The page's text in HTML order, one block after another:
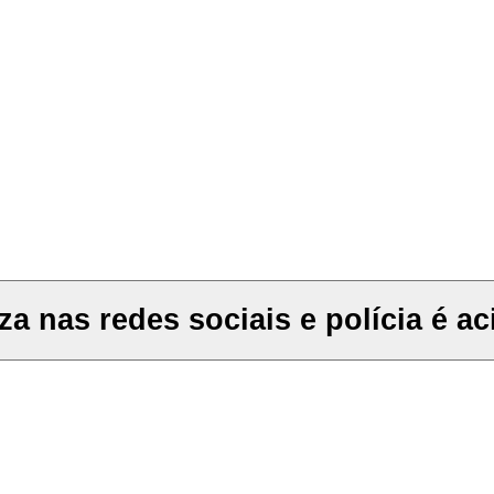
nas redes sociais e polícia é